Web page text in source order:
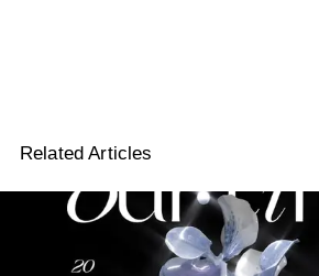
Related Articles